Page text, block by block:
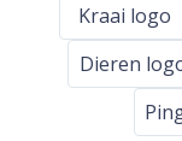
Kraai logo
Dieren